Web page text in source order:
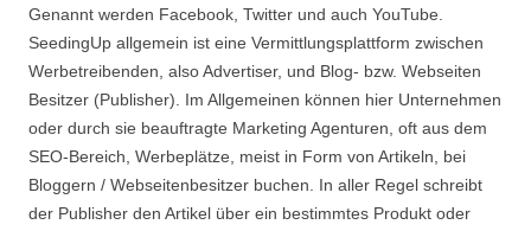
Genannt werden Facebook, Twitter und auch YouTube.
SeedingUp allgemein ist eine Vermittlungsplattform zwischen
Werbetreibenden, also Advertiser, und Blog- bzw. Webseiten
Besitzer (Publisher). Im Allgemeinen können hier Unternehmen
oder durch sie beauftragte Marketing Agenturen, oft aus dem
SEO-Bereich, Werbeplätze, meist in Form von Artikeln, bei
Bloggern / Webseitenbesitzer buchen. In aller Regel schreibt
der Publisher den Artikel über ein bestimmtes Produkt oder